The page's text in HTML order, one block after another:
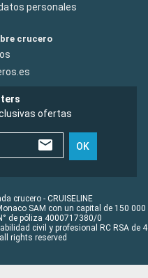
personales
crucero
ofertas
OK
crucero - CRUISELINE
SAM con un capital de 150 000
de póliza 4000717380/0
civil y profesional RC RSA de
rights reserved